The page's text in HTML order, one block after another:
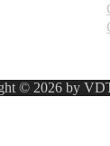
© 2026 by